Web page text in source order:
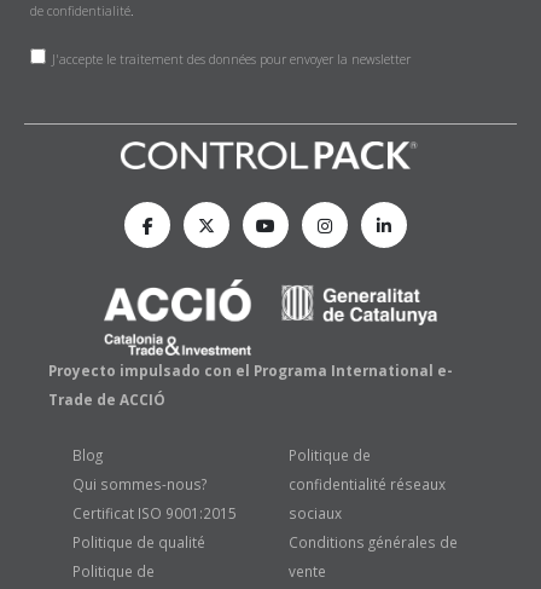
de confidentialité
J'accepte le traitement des données pour envoyer la newsletter
Proyecto impulsado con el Programa International e-
Trade de ACCIÓ
Blog
Qui sommes-nous?
Certificat ISO 9001:2015
Politique de qualité
Politique de
Politique de
confidentialité réseaux
sociaux
Conditions générales de
vente